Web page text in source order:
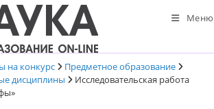
Меню
на конкурс
Предметное образование
дисциплины
Исследовательская работа